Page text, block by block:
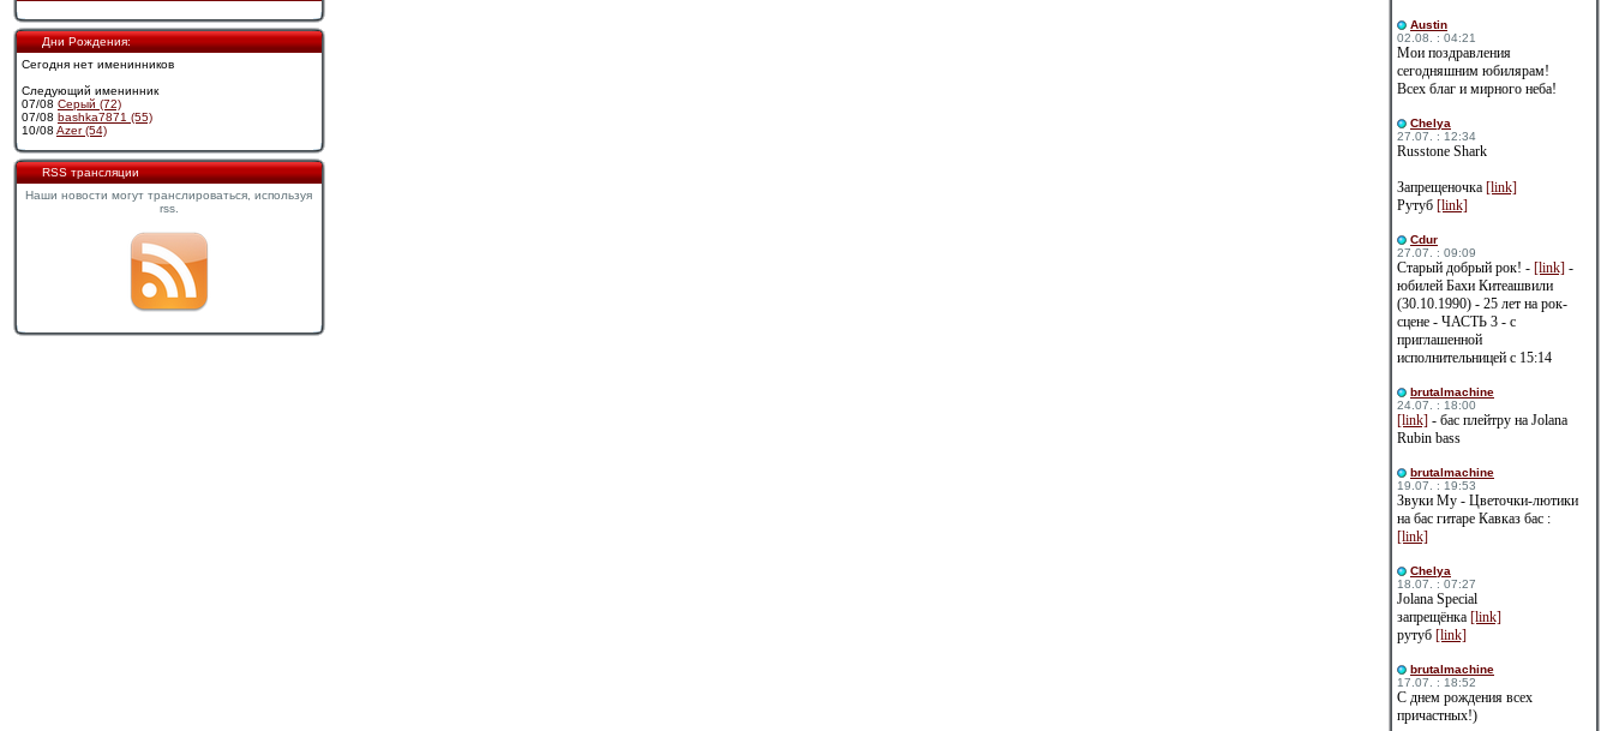
Дни Рождения:
Сегодня нет именинников
Следующий именинник
07/08 Cерый (72)
07/08 bashka7871 (55)
10/08 Azer (54)
RSS трансляции
Наши новости могут транслироваться, используя
rss.
Austin
02.08. : 04:21
Мои поздравления
сегодняшним юбилярам!
Всех благ и мирного неба!
Сhelya
27.07. : 12:34
Russtone Shark
Запрещеночка [link]
Рутуб [link]
Cdur
27.07. : 09:09
Старый добрый рок! - [link] -
юбилей Бахи Китеашвили
(30.10.1990) - 25 лет на рок-
сцене - ЧАСТЬ 3 - с
приглашенной
исполнительницей с 15:14
brutalmachine
24.07. : 18:00
[link] - бас плейтру на Jolana
Rubin bass
brutalmachine
19.07. : 19:53
Звуки Му - Цветочки-лютики
на бас гитаре Кавказ бас :
[link]
Сhelya
18.07. : 07:27
Jolana Special
запрещёнка [link]
рутуб [link]
brutalmachine
17.07. : 18:52
С днем рождения всех
причастных!)